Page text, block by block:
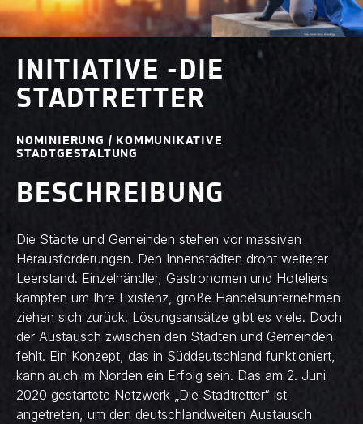
INITIATIVE -DIE
STADTRETTER
NOMINIERUNG / KOMMUNIKATIVE
STADTGESTALTUNG
BESCHREIBUNG
Die Städte und Gemeinden stehen vor massiven
Herausforderungen. Den Innenstädten droht weiterer
Leerstand. Einzelhändler, Gastronomen und Hoteliers
kämpfen um Ihre Existenz, große Handelsunternehmen
ziehen sich zurück. Lösungsansätze gibt es viele. Doch
der Austausch zwischen den Städten und Gemeinden
fehlt. Ein Konzept, das in Süddeutschland funktioniert,
kann auch im Norden ein Erfolg sein. Das am 2. Juni
2020 gestartete Netzwerk „Die Stadtretter“ ist
angetreten, um den deutschlandweiten Austausch